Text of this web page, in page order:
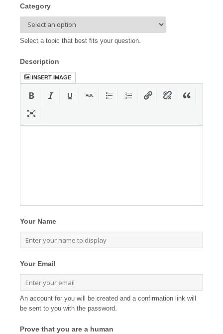
Category
Select a topic that best fits your question.
Description
INSERT IMAGE
Your Name
Your Email
An account for you will be created and a confirmation link will
be sent to you with the password.
Prove that you are a human